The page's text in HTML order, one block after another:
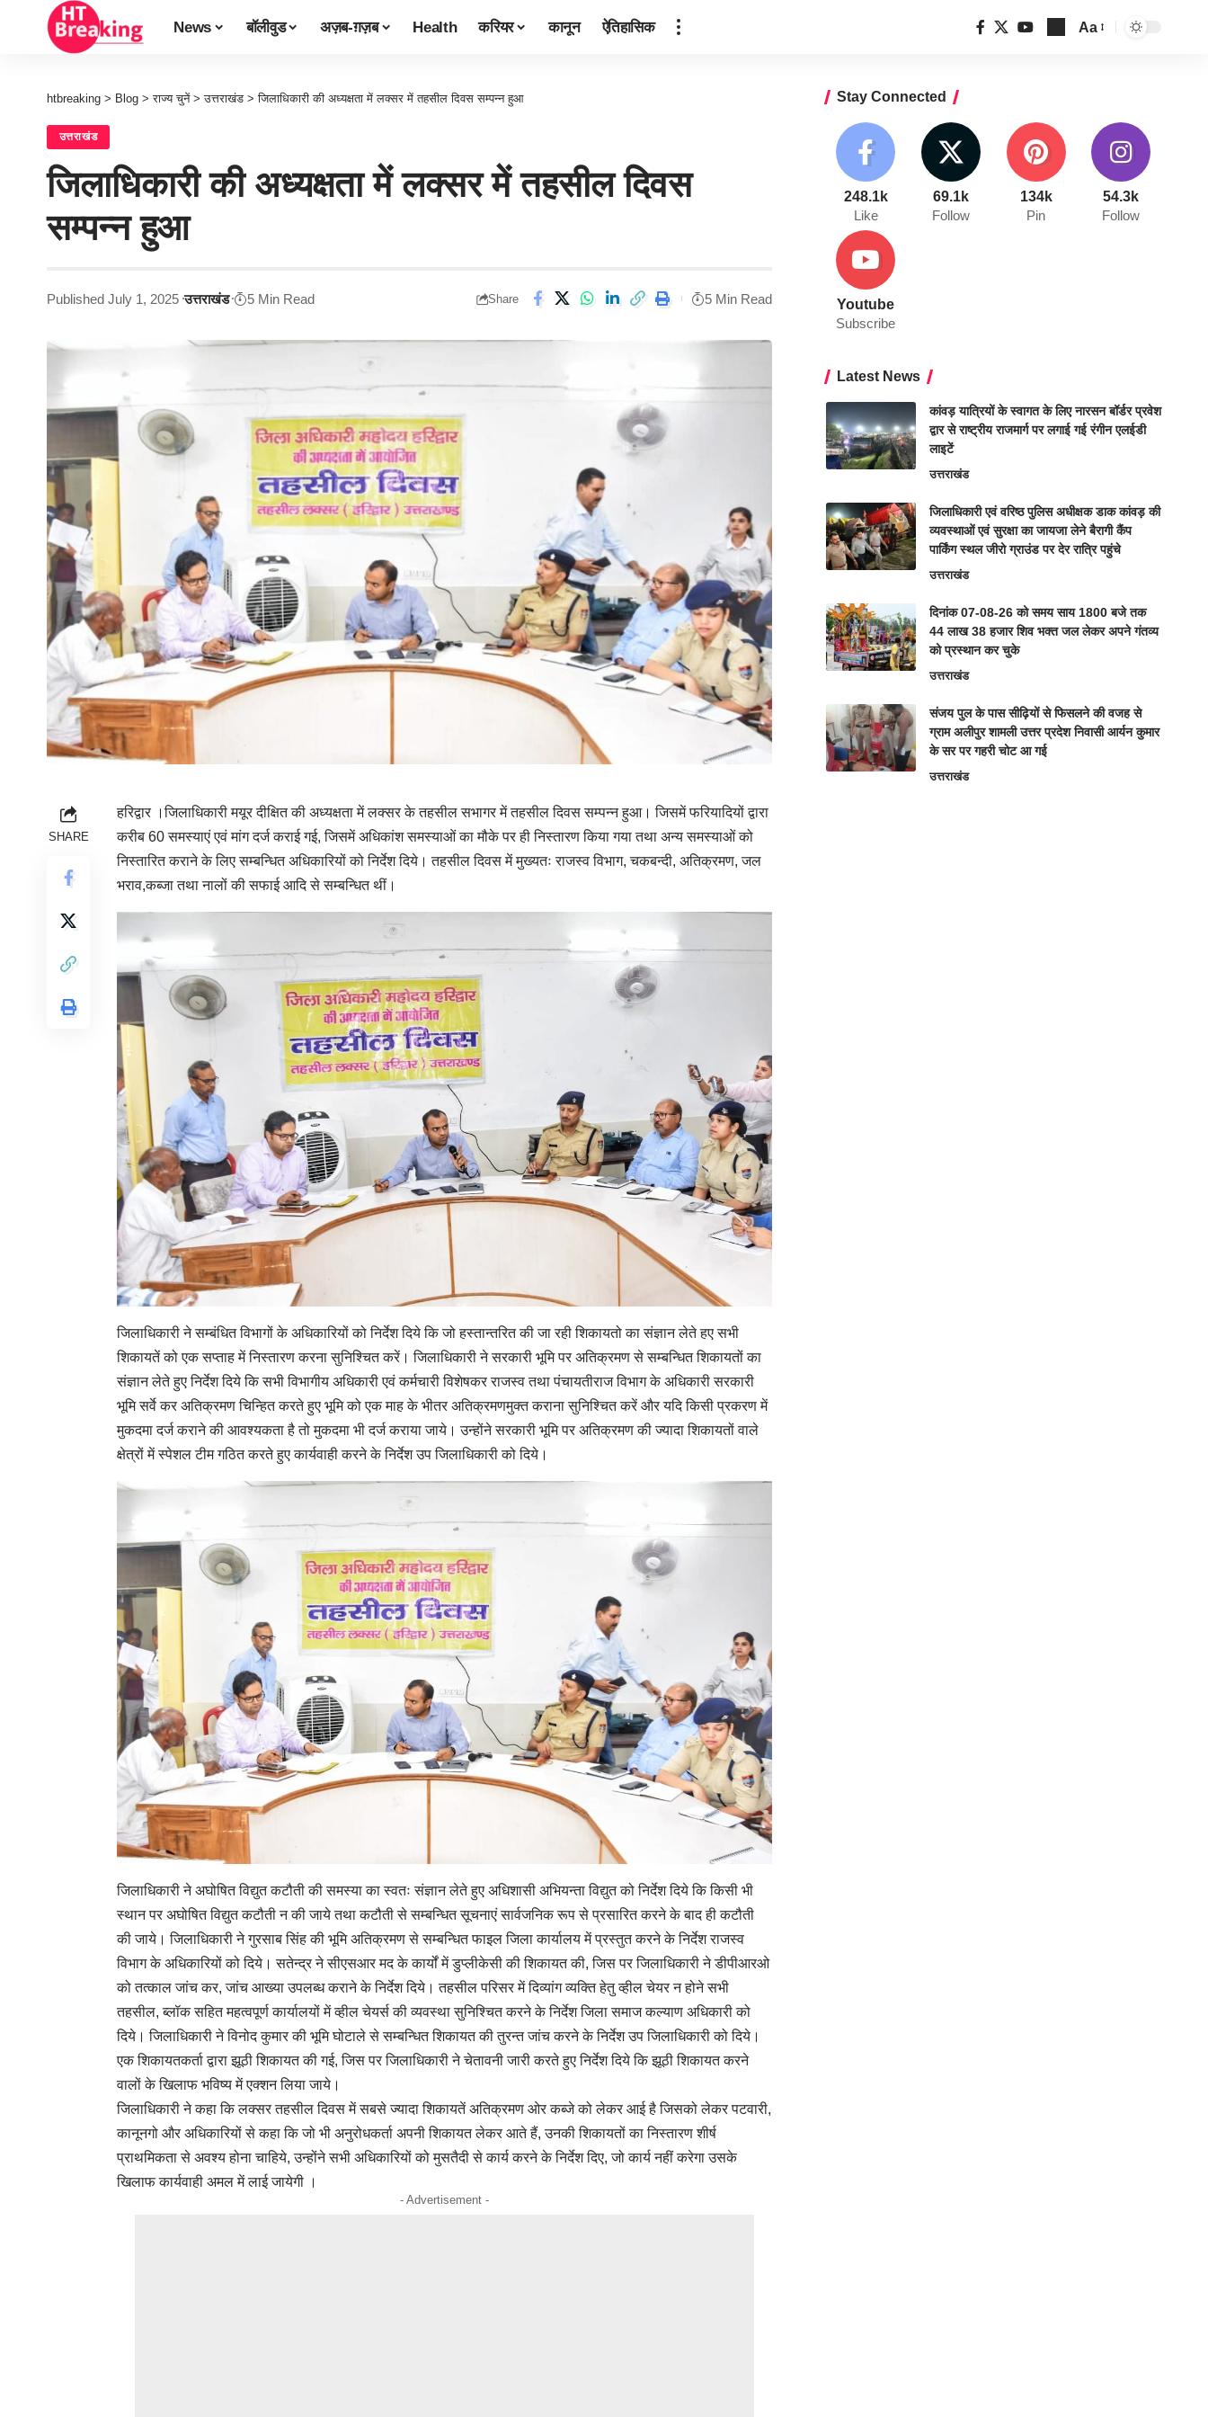
News बॉलीवुड अज़ब-ग़ज़ब Health करियर कानून ऐतिहासिक Aa
htbreaking > Blog >राज्य चुनें >उत्तराखंड >जिलाधिकारी की अध्यक्षता में लक्सर में तहसील दिवस सम्पन्न हुआ
उत्तराखंड
जिलाधिकारी की अध्यक्षता में लक्सर में तहसील दिवस
सम्पन्न हुआ
Published July 1, 2025 उत्तराखंड 5 Min Read Share 5 Min Read
SHARE
हरिद्वार ।जिलाधिकारी मयूर दीक्षित की अध्यक्षता में लक्सर के तहसील सभागर में तहसील दिवस सम्पन्न हुआ। जिसमें फरियादियों द्वारा
करीब 60 समस्याएं एवं मांग दर्ज कराई गई, जिसमें अधिकांश समस्याओं का मौके पर ही निस्तारण किया गया तथा अन्य समस्याओं को
निस्तारित कराने के लिए सम्बन्धित अधिकारियों को निर्देश दिये। तहसील दिवस में मुख्यतः राजस्व विभाग, चकबन्दी, अतिक्रमण, जल
भराव,कब्जा तथा नालों की सफाई आदि से सम्बन्धित थीं।
जिलाधिकारी ने सम्बंधित विभागों के अधिकारियों को निर्देश दिये कि जो हस्तान्तरित की जा रही शिकायतो का संज्ञान लेते हए सभी
शिकायतें को एक सप्ताह में निस्तारण करना सुनिश्चित करें। जिलाधिकारी ने सरकारी भूमि पर अतिक्रमण से सम्बन्धित शिकायतों का
संज्ञान लेते हुए निर्देश दिये कि सभी विभागीय अधिकारी एवं कर्मचारी विशेषकर राजस्व तथा पंचायतीराज विभाग के अधिकारी सरकारी
भूमि सर्वे कर अतिक्रमण चिन्हित करते हुए भूमि को एक माह के भीतर अतिक्रमणमुक्त कराना सुनिश्चित करें और यदि किसी प्रकरण में
मुकदमा दर्ज कराने की आवश्यकता है तो मुकदमा भी दर्ज कराया जाये। उन्होंने सरकारी भूमि पर अतिक्रमण की ज्यादा शिकायतों वाले
क्षेत्रों में स्पेशल टीम गठित करते हुए कार्यवाही करने के निर्देश उप जिलाधिकारी को दिये।
जिलाधिकारी ने अघोषित विद्युत कटौती की समस्या का स्वतः संज्ञान लेते हुए अधिशासी अभियन्ता विद्युत को निर्देश दिये कि किसी भी
स्थान पर अघोषित विद्युत कटौती न की जाये तथा कटौती से सम्बन्धित सूचनाएं सार्वजनिक रूप से प्रसारित करने के बाद ही कटौती
की जाये। जिलाधिकारी ने गुरसाब सिंह की भूमि अतिक्रमण से सम्बन्धित फाइल जिला कार्यालय में प्रस्तुत करने के निर्देश राजस्व
विभाग के अधिकारियों को दिये। सतेन्द्र ने सीएसआर मद के कार्यों में डुप्लीकेसी की शिकायत की, जिस पर जिलाधिकारी ने डीपीआरओ
को तत्काल जांच कर, जांच आख्या उपलब्ध कराने के निर्देश दिये। तहसील परिसर में दिव्यांग व्यक्ति हेतु व्हील चेयर न होने सभी
तहसील, ब्लॉक सहित महत्वपूर्ण कार्यालयों में व्हील चेयर्स की व्यवस्था सुनिश्चित करने के निर्देश जिला समाज कल्याण अधिकारी को
दिये। जिलाधिकारी ने विनोद कुमार की भूमि घोटाले से सम्बन्धित शिकायत की तुरन्त जांच करने के निर्देश उप जिलाधिकारी को दिये।
एक शिकायतकर्ता द्वारा झूठी शिकायत की गई, जिस पर जिलाधिकारी ने चेतावनी जारी करते हुए निर्देश दिये कि झूठी शिकायत करने
वालों के खिलाफ भविष्य में एक्शन लिया जाये।
जिलाधिकारी ने कहा कि लक्सर तहसील दिवस में सबसे ज्यादा शिकायतें अतिक्रमण ओर कब्जे को लेकर आई है जिसको लेकर पटवारी,
कानूनगो और अधिकारियों से कहा कि जो भी अनुरोधकर्ता अपनी शिकायत लेकर आते हैं, उनकी शिकायतों का निस्तारण शीर्ष
प्राथमिकता से अवश्य होना चाहिये, उन्होंने सभी अधिकारियों को मुसतैदी से कार्य करने के निर्देश दिए, जो कार्य नहीं करेगा उसके
खिलाफ कार्यवाही अमल में लाई जायेगी ।
- Advertisement -
Stay Connected
248.1k
Like
69.1k
Follow
134k
Pin
54.3k
Follow
Youtube
Subscribe
Latest News
कांवड़ यात्रियों के स्वागत के लिए नारसन बॉर्डर प्रवेश
द्वार से राष्ट्रीय राजमार्ग पर लगाई गई रंगीन एलईडी
लाइटें
उत्तराखंड
जिलाधिकारी एवं वरिष्ठ पुलिस अधीक्षक डाक कांवड़ की
व्यवस्थाओं एवं सुरक्षा का जायजा लेने बैरागी कैंप
पार्किंग स्थल जीरो ग्राउंड पर देर रात्रि पहुंचे
उत्तराखंड
दिनांक 07-08-26 को समय साय 1800 बजे तक
44 लाख 38 हजार शिव भक्त जल लेकर अपने गंतव्य
को प्रस्थान कर चुके
उत्तराखंड
संजय पुल के पास सीढ़ियों से फिसलने की वजह से
ग्राम अलीपुर शामली उत्तर प्रदेश निवासी आर्यन कुमार
के सर पर गहरी चोट आ गई
उत्तराखंड